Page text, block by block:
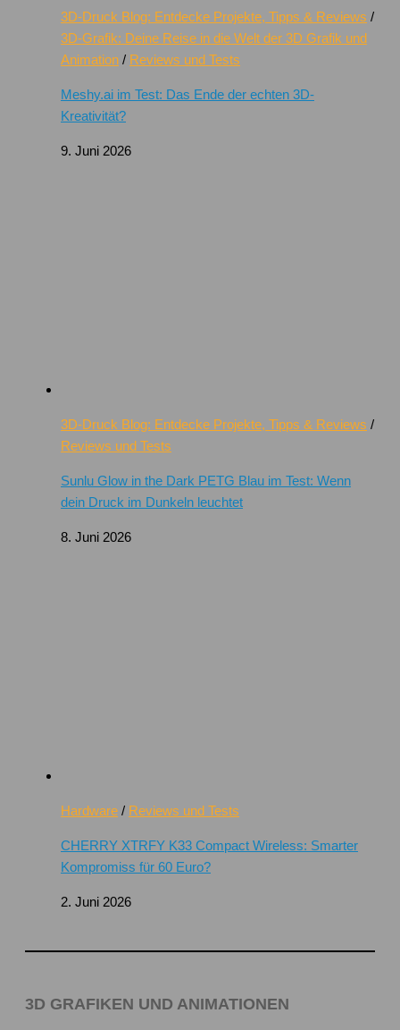
3D-Druck Blog: Entdecke Projekte, Tipps & Reviews /
3D-Grafik: Deine Reise in die Welt der 3D Grafik und
Animation / Reviews und Tests
Meshy.ai im Test: Das Ende der echten 3D-
Kreativität?
9. Juni 2026
3D-Druck Blog: Entdecke Projekte, Tipps & Reviews /
Reviews und Tests
Sunlu Glow in the Dark PETG Blau im Test: Wenn
dein Druck im Dunkeln leuchtet
8. Juni 2026
Hardware / Reviews und Tests
CHERRY XTRFY K33 Compact Wireless: Smarter
Kompromiss für 60 Euro?
2. Juni 2026
3D GRAFIKEN UND ANIMATIONEN